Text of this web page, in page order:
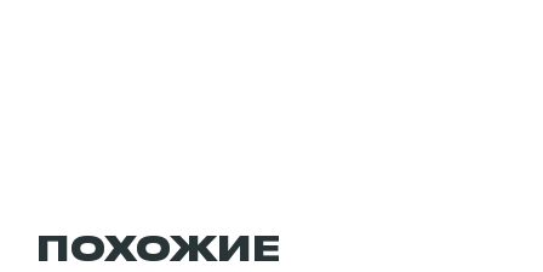
ПОХОЖИЕ